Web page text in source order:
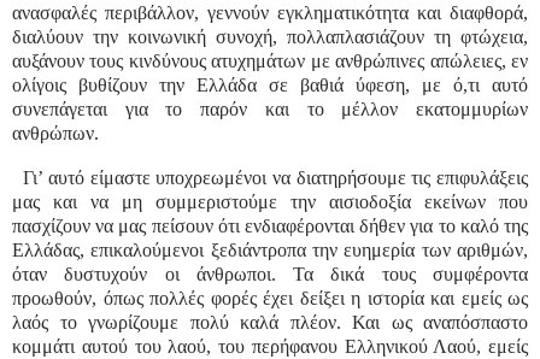
ανασφαλές περιβάλλον, γεννούν εγκληματικότητα και διαφθορά,
διαλύουν την κοινωνική συνοχή, πολλαπλασιάζουν τη φτώχεια,
αυξάνουν τους κινδύνους ατυχημάτων με ανθρώπινες απώλειες, εν
ολίγοις βυθίζουν την Ελλάδα σε βαθιά ύφεση, με ό,τι αυτό
συνεπάγεται για το παρόν και το μέλλον εκατομμυρίων
ανθρώπων.
Γι’ αυτό είμαστε υποχρεωμένοι να διατηρήσουμε τις επιφυλάξεις
μας και να μη συμμεριστούμε την αισιοδοξία εκείνων που
πασχίζουν να μας πείσουν ότι ενδιαφέρονται δήθεν για το καλό της
Ελλάδας, επικαλούμενοι ξεδιάντροπα την ευημερία των αριθμών,
όταν δυστυχούν οι άνθρωποι. Τα δικά τους συμφέροντα
προωθούν, όπως πολλές φορές έχει δείξει η ιστορία και εμείς ως
λαός το γνωρίζουμε πολύ καλά πλέον. Και ως αναπόσπαστο
κομμάτι αυτού του λαού, του περήφανου Ελληνικού Λαού, εμείς